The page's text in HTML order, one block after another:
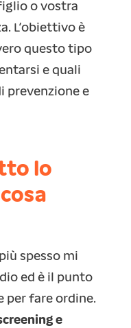
o vostra
L’obiettivo è
questo tipo
e quali
prevenzione e
lo
spesso mi
ed è il punto
per fare ordine.
e